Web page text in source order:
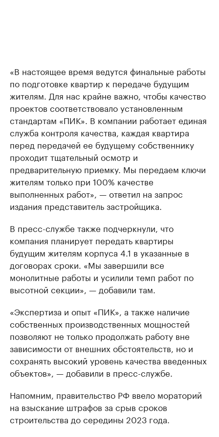
«В настоящее время ведутся финальные работы
по подготовке квартир к передаче будущим
жителям. Для нас крайне важно, чтобы качество
проектов соответствовало установленным
стандартам «ПИК». В компании работает единая
служба контроля качества, каждая квартира
перед передачей ее будущему собственнику
проходит тщательный осмотр и
предварительную приемку. Мы передаем ключи
жителям только при 100% качестве
выполненных работ», — ответил на запрос
издания представитель застройщика.
В пресс-службе также подчеркнули, что
компания планирует передать квартиры
будущим жителям корпуса 4.1 в указанные в
договорах сроки. «Мы завершили все
монолитные работы и усилили темп работ по
высотной секции», — добавили там.
«Экспертиза и опыт «ПИК», а также наличие
собственных производственных мощностей
позволяют не только продолжать работу вне
зависимости от внешних обстоятельств, но и
сохранять высокий уровень качества введенных
объектов», — добавили в пресс-службе.
Напомним, правительство РФ ввело мораторий
на взыскание штрафов за срыв сроков
строительства до середины 2023 года.